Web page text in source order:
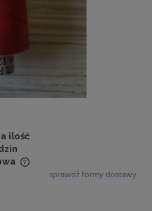
ilość
kosztów płatności
sprawdź formy dostawy